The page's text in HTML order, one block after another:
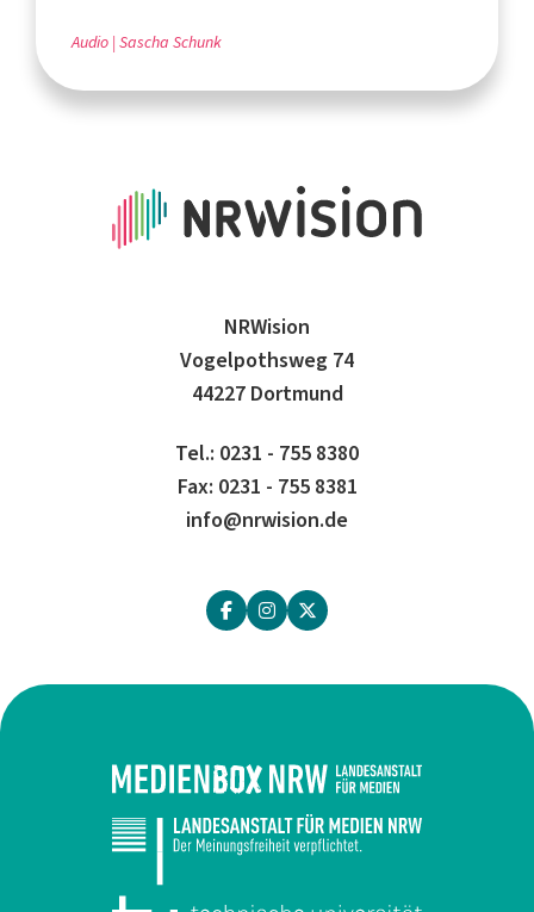
Audio Sascha Schunk
NRWision
Vogelpothsweg 74
44227 Dortmund
Tel.: 0231 - 755 8380
Fax: 0231 - 755 8381
info@nrwision.de